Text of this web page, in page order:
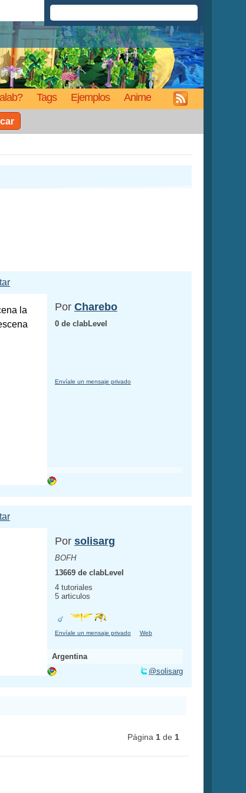
Tags Ejemplos Anime
la
Por Charebo
0 de clabLevel
Envíale un mensaje privado
Por solisarg
BOFH
13669 de clabLevel
4 tutoriales
5 articulos
Envíale un mensaje privado Web
Argentina
@solisarg
Página 1 de 1